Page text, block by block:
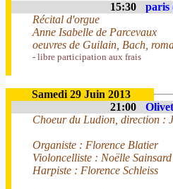
15:30 paris
Récital d'orgue
Anne Isabelle de Parcevaux
oeuvres de Guilain, Bach,
- libre participation aux frais
Samedi 29 Juin 2013
21:00
Choeur du Ludion, direction :
Organiste : Florence Blatier
Violoncelliste : Noëlle Sainsard
Harpiste : Florence Schleiss